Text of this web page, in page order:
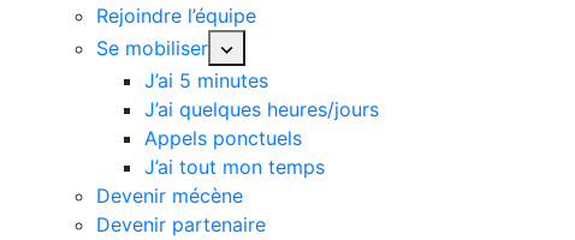
Rejoindre l’équipe
Se mobiliser
J’ai 5 minutes
J’ai quelques heures/jours
Appels ponctuels
J’ai tout mon temps
Devenir mécène
Devenir partenaire